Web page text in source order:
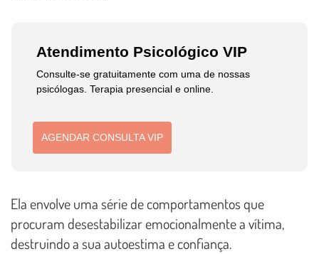
Atendimento Psicológico VIP
Consulte-se gratuitamente com uma de nossas
psicólogas. Terapia presencial e online.
AGENDAR CONSULTA VIP
Ela envolve uma série de comportamentos que
procuram desestabilizar emocionalmente a vítima,
destruindo a sua autoestima e confiança.